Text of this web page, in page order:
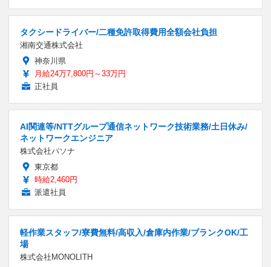
タクシードライバー/二種免許取得費用全額会社負担
湘南交通株式会社
神奈川県
月給24万7,800円～33万円
正社員
AI関連等/NTTグループ通信ネットワーク技術業務/土日休み/
ネットワークエンジニア
株式会社パソナ
東京都
時給2,460円
派遣社員
軽作業スタッフ/寮費無料/高収入/倉庫内作業/ブランクOK/工
場
株式会社MONOLITH